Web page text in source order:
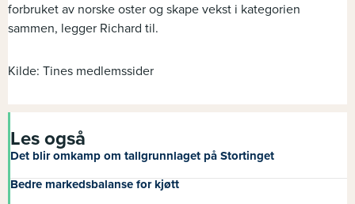
forbruket av norske oster og skape vekst i kategorien
sammen, legger Richard til.
Kilde: Tines medlemssider
Les også
Det blir omkamp om tallgrunnlaget på Stortinget
Bedre markedsbalanse for kjøtt